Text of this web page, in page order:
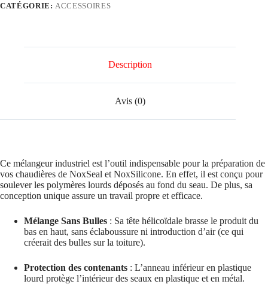
CATÉGORIE: ACCESSOIRES
Description
Avis (0)
Ce mélangeur industriel est l’outil indispensable pour la préparation de
vos chaudières de NoxSeal et NoxSilicone. En effet, il est conçu pour
soulever les polymères lourds déposés au fond du seau. De plus, sa
conception unique assure un travail propre et efficace.
Mélange Sans Bulles : Sa tête hélicoïdale brasse le produit du
bas en haut, sans éclaboussure ni introduction d’air (ce qui
créerait des bulles sur la toiture).
Protection des contenants : L’anneau inférieur en plastique
lourd protège l’intérieur des seaux en plastique et en métal.